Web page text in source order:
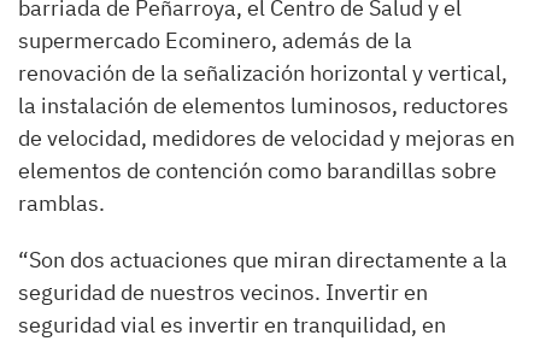
barriada de Peñarroya, el Centro de Salud y el
supermercado Ecominero, además de la
renovación de la señalización horizontal y vertical,
la instalación de elementos luminosos, reductores
de velocidad, medidores de velocidad y mejoras en
elementos de contención como barandillas sobre
ramblas.
“Son dos actuaciones que miran directamente a la
seguridad de nuestros vecinos. Invertir en
seguridad vial es invertir en tranquilidad, en